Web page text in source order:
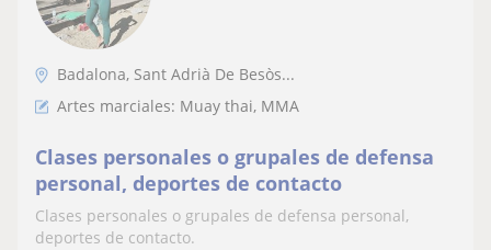
Badalona, Sant Adrià De Besòs...
Artes marciales: Muay thai, MMA
Clases personales o grupales de defensa
personal, deportes de contacto
Clases personales o grupales de defensa personal,
deportes de contacto.